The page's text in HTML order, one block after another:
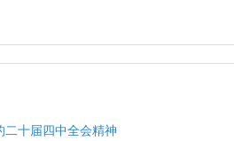
二十届四中全会精神